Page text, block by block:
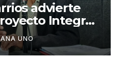
advierte
Integral
para
UNO